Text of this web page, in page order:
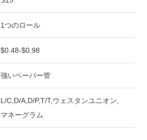
1つのロール
$0.48-$0.98
強いペーパー管
L/C,D/A,D/P,T/T,ウェスタンユニオン,
マネーグラム